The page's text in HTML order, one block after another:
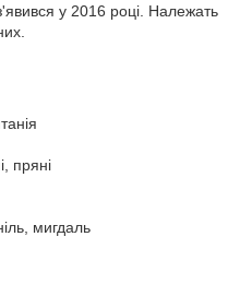
у 2016 році. Належать
пряні
мигдаль